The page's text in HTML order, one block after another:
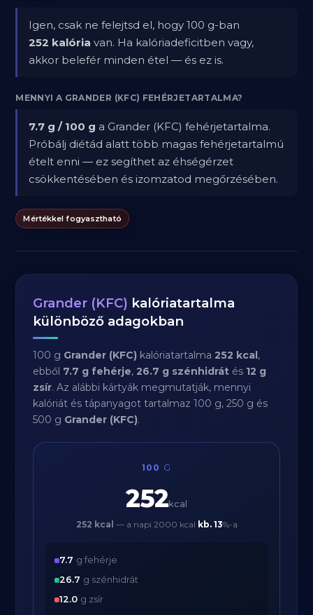
Igen, csak ne felejtsd el, hogy 100 g-ban
252 kalória van. Ha kalóriadeficitben vagy,
akkor belefér minden étel — és ez is.
MENNYI A GRANDER (KFC) FEHÉRJETARTALMA?
7.7 g / 100 g a Grander (KFC) fehérjetartalma.
Próbálj diétád alatt több magas fehérjetartalmú
ételt enni — ez segíthet az éhségérzet
csökkentésében és izomzatod megőrzésében.
Mértékkel fogyasztható
Grander (KFC) kalóriatartalma
különböző adagokban
100 g Grander (KFC) kalóriatartalma252 kcal,
ebből 7.7 g fehérje,26.7 g szénhidrát és 12 g
zsír. Az alábbi kártyák megmutatják, mennyi
kalóriát és tápanyagot tartalmaz 100 g, 250 g és
500 g Grander (KFC).
100 G
252kcal
252 kcal — a napi 2000 kcal kb. 13%-a
7.7 g fehérje
26.7 g szénhidrát
12.0 g zsír